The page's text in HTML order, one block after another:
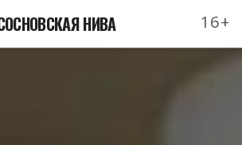
НИВА 16+